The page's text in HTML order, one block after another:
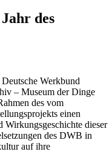
des
Werkbund
– Museum der Dinge
des vom
einen
dieser
des DWB in
auf ihre